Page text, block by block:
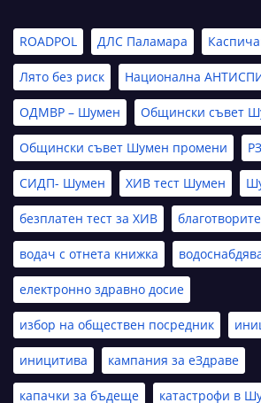
ROADPOL ДЛС Паламара
Лято без риск Национална
ОДМВР – Шумен Общински съвет
Общински съвет Шумен промени
СИДП- Шумен ХИВ тест Шумен
безплатен тест за ХИВ
водач с отнета книжка
електронно здравно досие
избор на обществен посредник
иницитива кампания за еЗдраве
капачки за бъдеще катастрофи в